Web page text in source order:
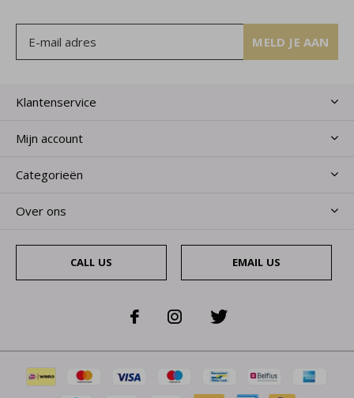
MELD JE AAN
Klantenservice
Mijn account
Categorieën
Over ons
CALL US EMAIL US